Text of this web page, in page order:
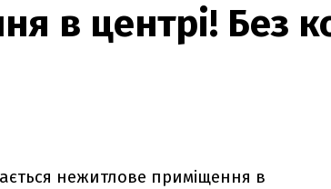
в центрі! Без
нежитлове приміщення в